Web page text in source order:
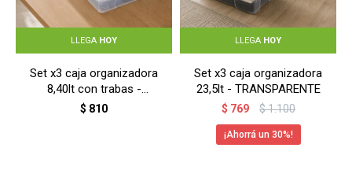
LLEGA HOY
Set x3 caja organizadora
8,40lt con trabas -
TRANSPARENTE
$ 810
LLEGA HOY
Set x3 caja organizadora
23,5lt - TRANSPARENTE
$ 769 $1.100
30